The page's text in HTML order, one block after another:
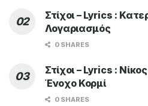
Στίχοι – Lyrics :
Λογαριασμός
0 SHARES
Στίχοι – Lyrics :
Ένοχο Κορμί
0 SHARES